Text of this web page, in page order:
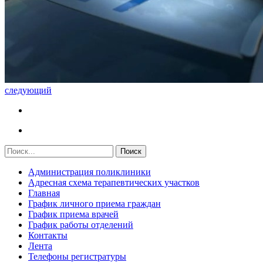
следующий
Администрация поликлиники
Адресная схема терапевтических участков
Главная
График личного приема граждан
График приема врачей
График работы отделений
Контакты
Лента
Телефоны регистратуры